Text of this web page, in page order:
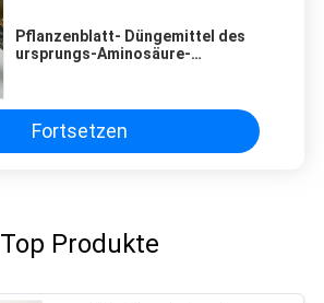
Pflanzenblatt- Düngemittel des
ursprungs-Aminosäure-
Fortsetzen
Top Produkte